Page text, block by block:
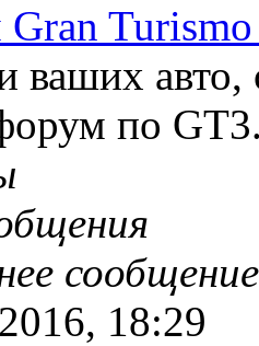
ваших авто,
по
сообщение
18:29